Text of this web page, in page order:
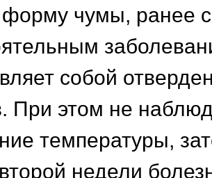
чумы, ранее
собой
При этом не
температуры,
недели